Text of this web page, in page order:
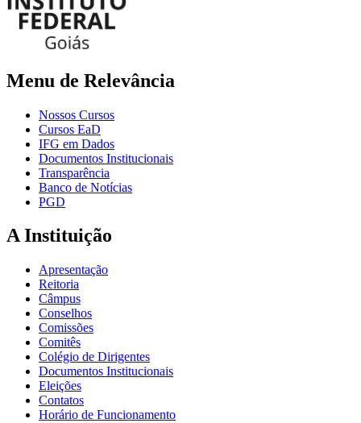
Menu de Relevância
Nossos Cursos
Cursos EaD
IFG em Dados
Documentos Institucionais
Transparência
Banco de Notícias
PGD
A Instituição
Apresentação
Reitoria
Câmpus
Conselhos
Comissões
Comitês
Colégio de Dirigentes
Documentos Institucionais
Eleições
Contatos
Horário de Funcionamento